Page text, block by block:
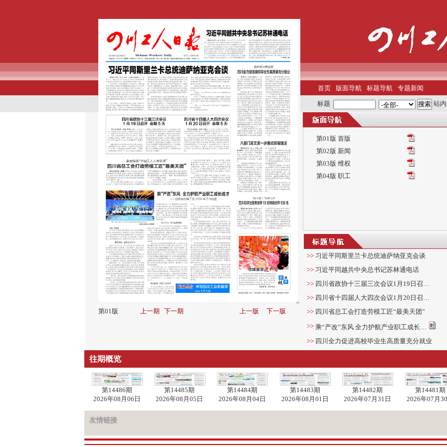
第01版 上一期 下一期 上一版 下一版
首页 版面导航 标题导航 专题新闻
标题 站
第01版 首版
第02版 新闻
第03版 维权
第04版 职工
>> 习近平同斯里兰卡总统迪萨纳亚克会谈
>> 习近平同越共中央总书记苏林通电话
>> 四川省政协十三届三次会议1月19日召…
>> 四川省十四届人大四次会议1月20日召…
>> 四川省总工会打造劳模工匠“最美天团”
>> 乘“产改”东风 全力护航产业职工成长…
>> 四川全力促进高校毕业生高质量充分就业
>>四川拟评出首席技师10名特级技师10…
>>年味渐浓迎新春
往期概览
第14486期
2026年08月06日
第14485期
2026年08月05日
第14484期
2026年08月04日
第14483期
2026年08月01日
第14482期
2026年07月31日
第14481期
2026年07月
友情链接